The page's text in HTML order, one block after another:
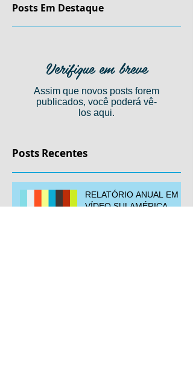
Posts Em Destaque
Verifique em breve
Assim que novos posts forem
publicados, você poderá vê-
los aqui.
Posts Recentes
RELATÓRIO ANUAL EM
VÍDEO SULAMÉRICA